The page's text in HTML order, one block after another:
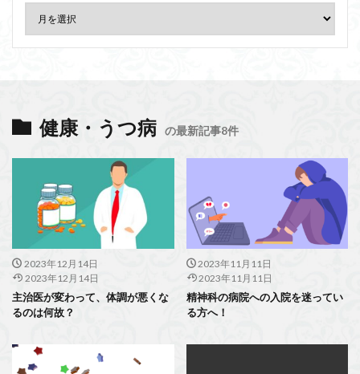
健康・うつ病 の最新記事8件
2023年12月14日
2023年12月14日
主治医が変わって、体調が悪くな
るのは何故？
2023年11月11日
2023年11月11日
精神科の病院への入院を迷ってい
る方へ！